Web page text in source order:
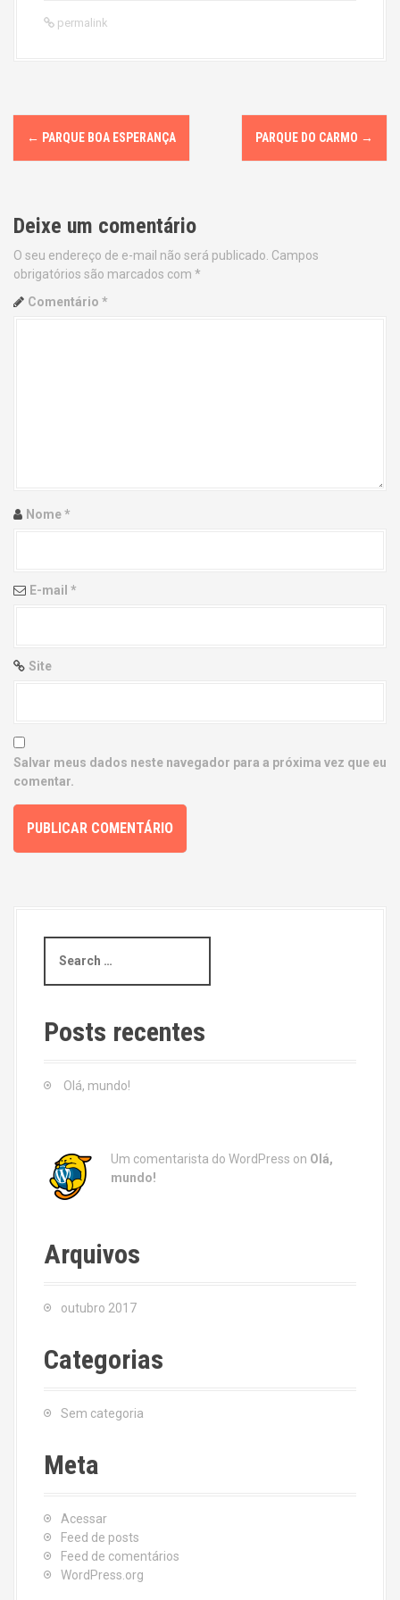
permalink
P
o
t
n
a
i
n
← PARQUE BOA ESPERANÇA PARQUE DO CARMO →
Deixe um comentário
O seu endereço de e-mail não será publicado. Campos
obrigatórios são marcados com *
Comentário *
Nome*
E-mail *
Site
Salvar meus dados neste navegador para a próxima vez que eu
comentar.
a
c
h
Posts recentes
Olá, mundo!
Um comentarista do WordPress on Olá,
mundo!
Arquivos
outubro 2017
Categorias
Sem categoria
Meta
Acessar
Feed de posts
Feed de comentários
WordPress.org